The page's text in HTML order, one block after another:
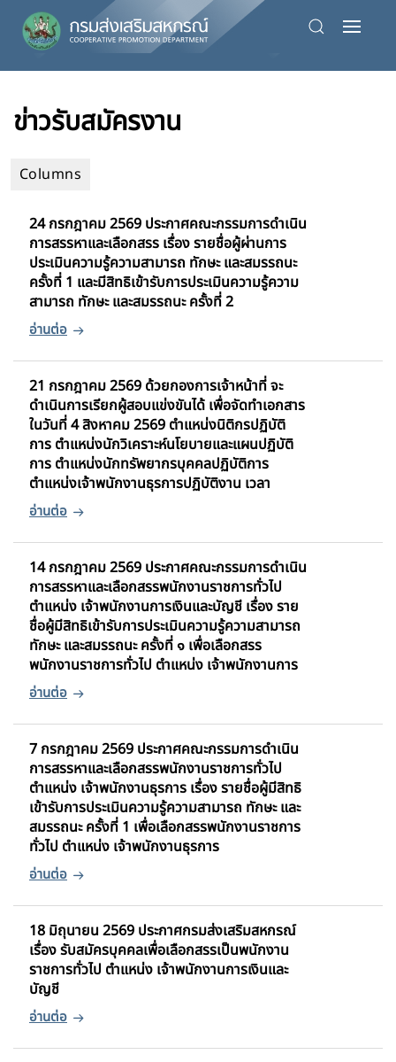
Skip
to
content
ข่าวรับสมัครงาน
24 กรกฎาคม 2569 ประกาศคณะกรรมการดำเนิน
การสรรหาและเลือกสรร เรื่อง รายชื่อผู้ผ่านการ
ประเมินความรู้ความสามารถ ทักษะ และสมรรถนะ
ครั้งที่ 1 และมีสิทธิเข้ารับการประเมินความรู้ความ
สามารถ ทักษะ และสมรรถนะ ครั้งที่ 2
21 กรกฎาคม 2569 ด้วยกองการเจ้าหน้าที่ จะ
ดำเนินการเรียกผู้สอบแข่งขันได้ เพื่อจัดทำเอกสาร
ในวันที่ 4 สิงหาคม 2569 ตำแหน่งนิติกรปฏิบัติ
การ ตำแหน่งนักวิเคราะห์นโยบายและแผนปฏิบัติ
การ ตำแหน่งนักทรัพยากรบุคคลปฏิบัติการ
ตำแหน่งเจ้าพนักงานธุรการปฏิบัติงาน เวลา
14 กรกฎาคม 2569 ประกาศคณะกรรมการดำเนิน
การสรรหาและเลือกสรรพนักงานราชการทั่วไป
ตำแหน่ง เจ้าพนักงานการเงินและบัญชี เรื่อง ราย
ชื่อผู้มีสิทธิเข้ารับการประเมินความรู้ความสามารถ
ทักษะ และสมรรถนะ ครั้งที่ ๑ เพื่อเลือกสรร
พนักงานราชการทั่วไป ตำแหน่ง เจ้าพนักงานการ
7 กรกฎาคม 2569 ประกาศคณะกรรมการดำเนิน
การสรรหาและเลือกสรรพนักงานราชการทั่วไป
ตำแหน่ง เจ้าพนักงานธุรการ เรื่อง รายชื่อผู้มีสิทธิ
เข้ารับการประเมินความรู้ความสามารถ ทักษะ และ
สมรรถนะ ครั้งที่ 1 เพื่อเลือกสรรพนักงานราชการ
ทั่วไป ตำแหน่ง เจ้าพนักงานธุรการ
18 มิถุนายน 2569 ประกาศกรมส่งเสริมสหกรณ์
เรื่อง รับสมัครบุคคลเพื่อเลือกสรรเป็นพนักงาน
ราชการทั่วไป ตำแหน่ง เจ้าพนักงานการเงินและ
บัญชี